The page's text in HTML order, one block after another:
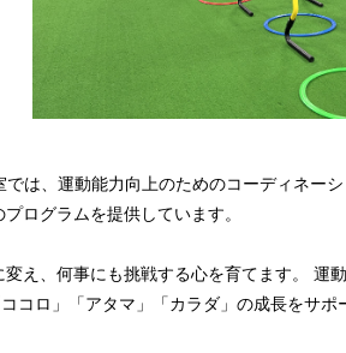
は、運動能力向上のためのコーディネー
ログラムを提供しています。
え、何事にも挑戦する心を育てます。 運
コロ」「アタマ」「カラダ」の成長をサポ